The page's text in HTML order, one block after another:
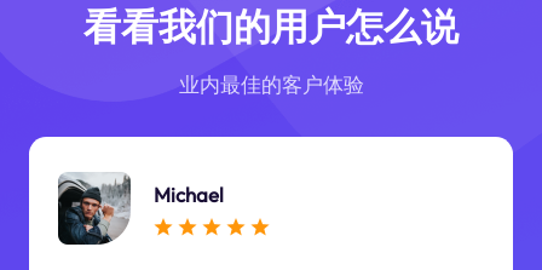
看看我们的用户怎么说
业内最佳的客户体验
Michael